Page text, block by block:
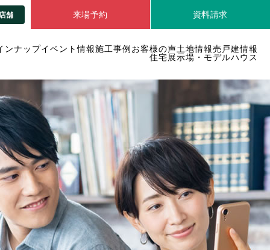
ンナップイベント情報施工事例 お客様の声土地情報売戸建情報
住宅展示場・モデルハウス
舗 来場予約 資料請求